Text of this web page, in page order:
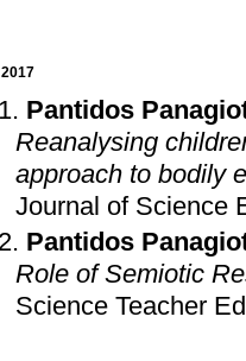
2017
Pantidos
Reanalysing
approach to bodily
Journal of Science
Pantidos
Role of Semiotic
Science Teacher